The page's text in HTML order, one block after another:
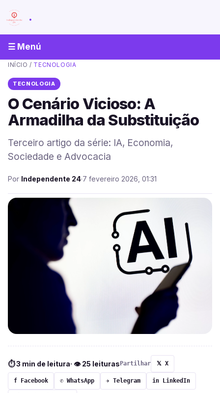
.
☰ Menú
INÍCIO / TECNOLOGIA
TECNOLOGIA
O Cenário Vicioso: A
Armadilha da Substituição
Terceiro artigo da série: IA, Economia,
Sociedade e Advocacia
Por Independente 24·7 fevereiro 2026, 01:31
⏱ 3 min de leitura· 👁 25 leituras Partilhar 𝕏 X
f Facebook ✆ WhatsApp ✈ Telegram in LinkedIn